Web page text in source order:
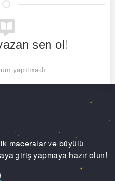
sen ol!
yapılmadı
maceralar ve büyülü
giriş yapmaya hazır olun!